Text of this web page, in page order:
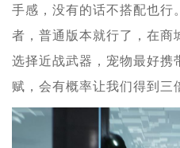
手感，没有的话不搭配也行
者，普通版本就行了，在商
选择近战武器，宠物最好携
赋，会有概率让我们得到三